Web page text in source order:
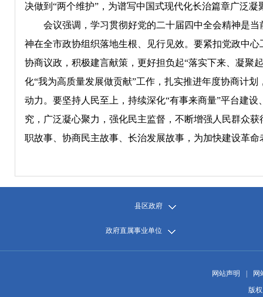
决做到“两个维护”，为谱写中国式现代化长治篇章广泛
会议强调，学习贯彻好党的二十届四中全会精神是当
神在全市政协组织落地生根、见行见效。要紧扣党政中
协商议政，积极建言献策，更好担负起“落实下来、凝聚
化“我为高质量发展做贡献”工作，扎实推进年度协商计
动力。要坚持人民至上，持续深化“有事来商量”平台建
究，广泛凝心聚力，强化民主监督，不断增强人民群众
职故事、协商民主故事、长治发展故事，为加快建设革
县区政府
政府直属事业单位
网站声明
网
版